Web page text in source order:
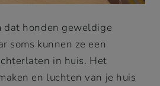
dat honden geweldige
soms kunnen ze een
in huis. Het
en luchten van je huis